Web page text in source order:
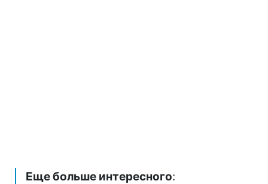
Еще больше интересного: